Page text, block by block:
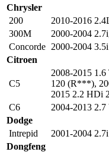
Chrysler
200
2010-2016
300M
2000-2004 2.7i
Concorde 2000-2004 3.5i
Citroen
C5
2008-2015
120 (R***),
2015 2.2 HDi
C6
2004-2013
Dodge
Intrepid
2001-2004
Dongfeng